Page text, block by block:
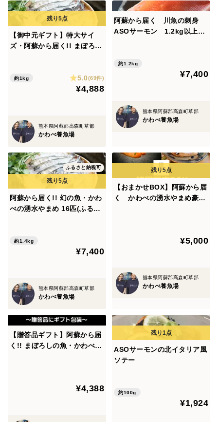
【御中元ギフト】特大サイ
ズ・阿蘇から届く!! まぼろし
約1kg 5.0(69件)
¥4,888
熊本県阿蘇郡高森町草部
かわべ養魚場
阿蘇から届く 川魚の刺身
ASOサーモン 1.2kg以上
約1.2kg
¥7,400
熊本県阿蘇郡高森町草部
かわべ養魚場
ふるさと納税可
阿蘇から届く!! 幻の魚・かわ
べの湧水やまめ 16匹(ふるさ
約1.4kg
¥7,400
熊本県阿蘇郡高森町草部
かわべ養魚場
【おまかせBOX】阿蘇から届
く かわべの湧水やまめ豪華
¥5,000
熊本県阿蘇郡高森町草部
かわべ養魚場
【贈答品ギフト】阿蘇から届
く!! まぼろしの魚・かわべの
¥4,388
ASOサーモンの北イタリア風
ソテー
約100g
¥1,924